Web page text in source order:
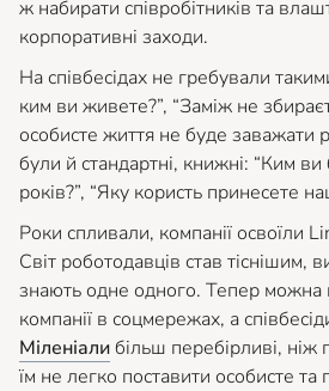
ж набирати співробітників та
корпоративні заходи.
На співбесідах не гребували
ким ви живете?”, “Заміж не
особисте життя не буде заважати
були й стандартні, книжні: “Ким
років?”, “Яку користь принесете
Роки спливали, компанії освоїли
Світ роботодавців став тіснішим,
знають одне одного. Тепер можна
компанії в соцмережах, а
Міленіалибільш перебірливі, ніж
їм не легко поставити особисте та